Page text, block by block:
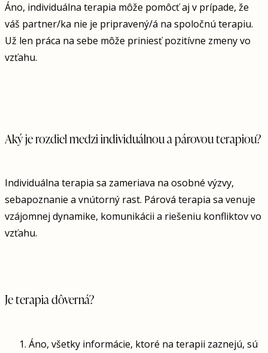
Áno, individuálna terapia môže pomôcť aj v prípade, že
váš partner/ka nie je pripravený/á na spoločnú terapiu.
Už len práca na sebe môže priniesť pozitívne zmeny vo
vzťahu.
Aký je rozdiel medzi individuálnou a párovou terapiou?
Individuálna terapia sa zameriava na osobné výzvy,
sebapoznanie a vnútorný rast. Párová terapia sa venuje
vzájomnej dynamike, komunikácii a riešeniu konfliktov vo
vzťahu.
Je terapia dôverná?
Áno, všetky informácie, ktoré na terapii zaznejú, sú